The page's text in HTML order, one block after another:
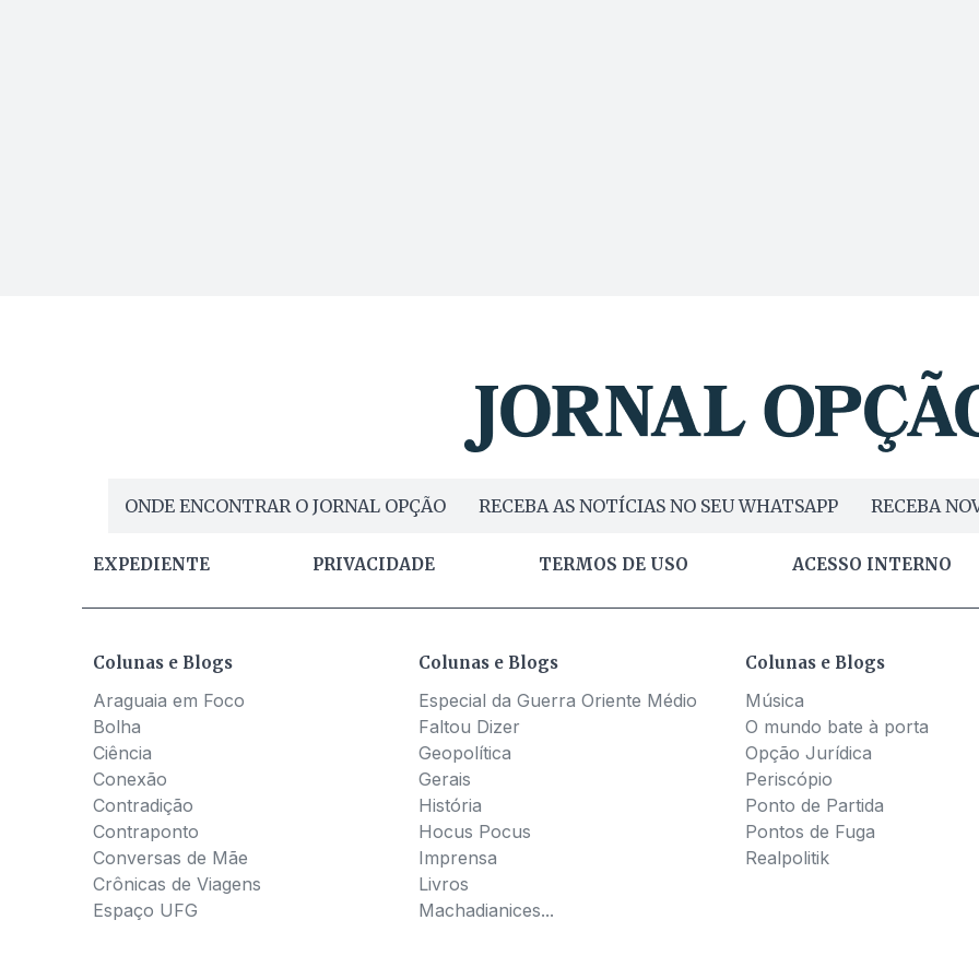
ONDE ENCONTRAR O JORNAL OPÇÃO RECEBA AS NOTÍCIAS NO SEU WHATSAPP RECEBA
EXPEDIENTE PRIVACIDADE TERMOS DE USO ACESSO INTERNO
Colunas e Blogs
Araguaia em Foco
Bolha
Ciência
Conexão
Contradição
Contraponto
Conversas de Mãe
Crônicas de Viagens
Espaço UFG
Colunas e Blogs
Especial da Guerra Oriente Médio
Faltou Dizer
Geopolítica
Gerais
História
Hocus Pocus
Imprensa
Livros
Machadianices...
Colunas e Blogs
Música
O mundo bate à porta
Opção Jurídica
Periscópio
Ponto de Partida
Pontos de Fuga
Realpolitik